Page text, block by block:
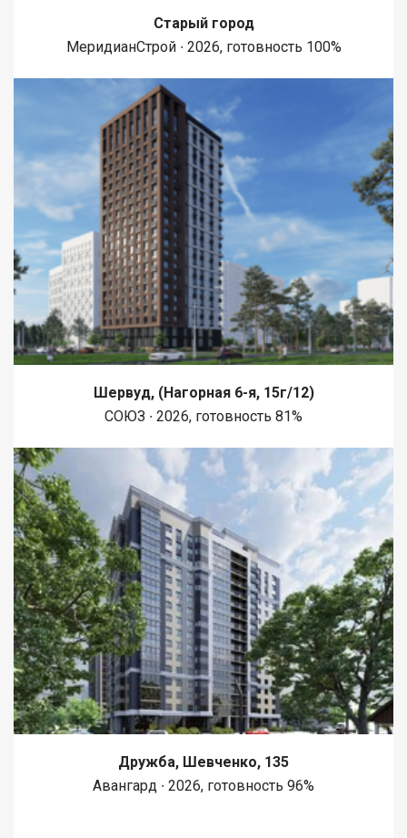
Старый город
МеридианСтрой ∙ 2026, готовность 100%
Шервуд, (Нагорная 6-я, 15г/12)
СОЮЗ ∙ 2026, готовность 81%
Дружба, Шевченко, 135
Авангард ∙ 2026, готовность 96%